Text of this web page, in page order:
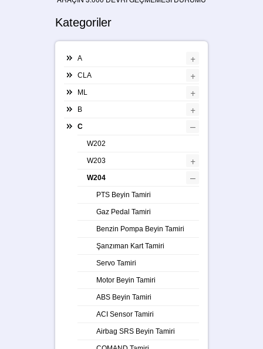
Kategoriler
A +
CLA +
ML +
B +
C –
W202
W203 +
W204 –
PTS Beyin Tamiri
Gaz Pedal Tamiri
Benzin Pompa Beyin Tamiri
Şanzıman Kart Tamiri
Servo Tamiri
Motor Beyin Tamiri
ABS Beyin Tamiri
ACI Sensor Tamiri
Airbag SRS Beyin Tamiri